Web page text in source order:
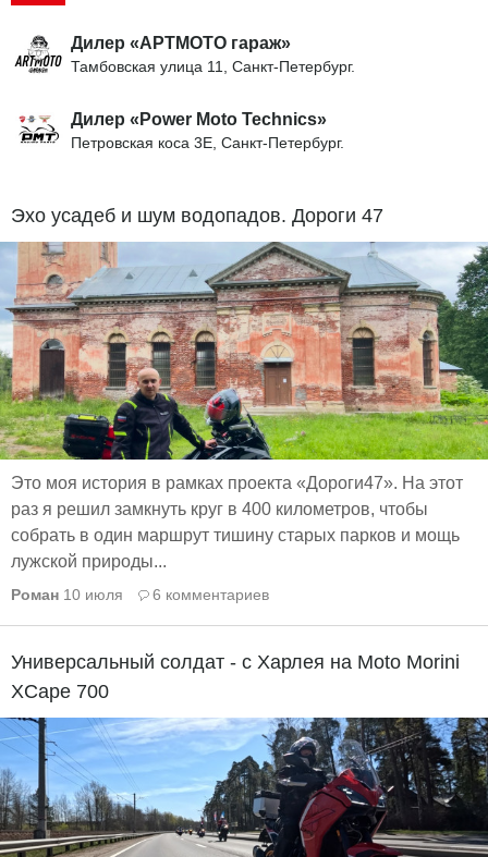
Дилер «АРТМОТО гараж»
Тамбовская улица 11, Санкт-Петербург.
Дилер «Power Moto Technics»
Петровская коса 3Е, Санкт-Петербург.
Эхо усадеб и шум водопадов. Дороги 47
Это моя история в рамках проекта «Дороги47». На этот
раз я решил замкнуть круг в 400 километров, чтобы
собрать в один маршрут тишину старых парков и мощь
лужской природы...
Роман 10 июля 6 комментариев
Универсальный солдат - с Харлея на Moto Morini
XCape 700